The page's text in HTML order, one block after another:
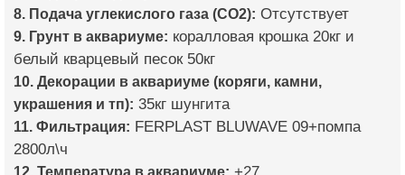
8. Подача углекислого газа (CO2): Отсутствует
9. Грунт в аквариуме: коралловая крошка 20кг и
белый кварцевый песок 50кг
10. Декорации в аквариуме (коряги, камни,
украшения и тп): 35кг шунгита
11. Фильтрация: FERPLAST BLUWAVE 09+помпа
2800л\ч
12. Температура в аквариуме: +27